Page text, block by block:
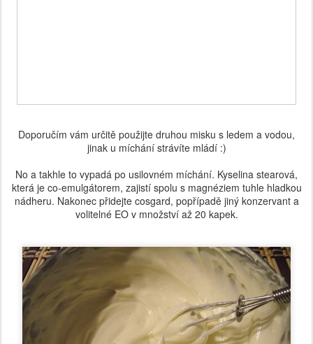
Doporučím vám určitě použijte druhou misku s ledem a vodou,
jinak u míchání strávíte mládí :)
No a takhle to vypadá po usilovném míchání. Kyselina stearová,
která je co-emulgátorem, zajistí spolu s magnéziem tuhle hladkou
nádheru. Nakonec přidejte cosgard, popřípadě jiný konzervant a
volitelné EO v množství až 20 kapek.